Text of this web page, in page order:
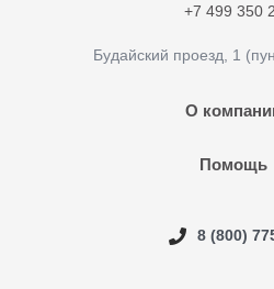
+7 499 350
Будайский проезд, 1
О
Помощь
8 (800)